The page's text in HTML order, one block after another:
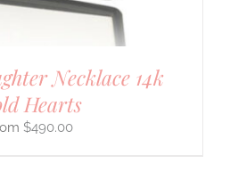
Necklace 14k
Hearts
$490.00